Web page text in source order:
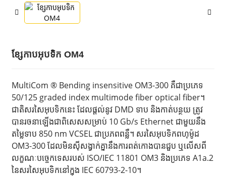
ខ្សែកាបអុបទិក OM4
MultiCom ® Bending insensitive OM3-300 គឺជាប្រភេទ
50/125 graded index multimode fiber optical fiber។
ជាតិសរសៃអុបទិកនេះ ដែលផ្តល់នូវ DMD ទាប និងកាត់បន្ថយ ត្រូវ
បានរចនាឡើងជាពិសេសសម្រាប់ 10 Gb/s Ethernet ជាមួយនឹង
តម្លៃទាប 850 nm VCSEL ជាប្រភពពន្លឺ។ សរសៃអុបទិកពហុម៉ូដ
OM3-300 ដែលមិនស៊ីសង្វាក់គ្នានឹងការពត់កោងបានជួប ឬលើសពី
លក្ខណៈបច្ចេកទេសរបស់ ISO/IEC 11801 OM3 និងប្រភេទ A1a.2
នៃសរសៃអុបទិកនៅក្នុង IEC 60793-2-10។